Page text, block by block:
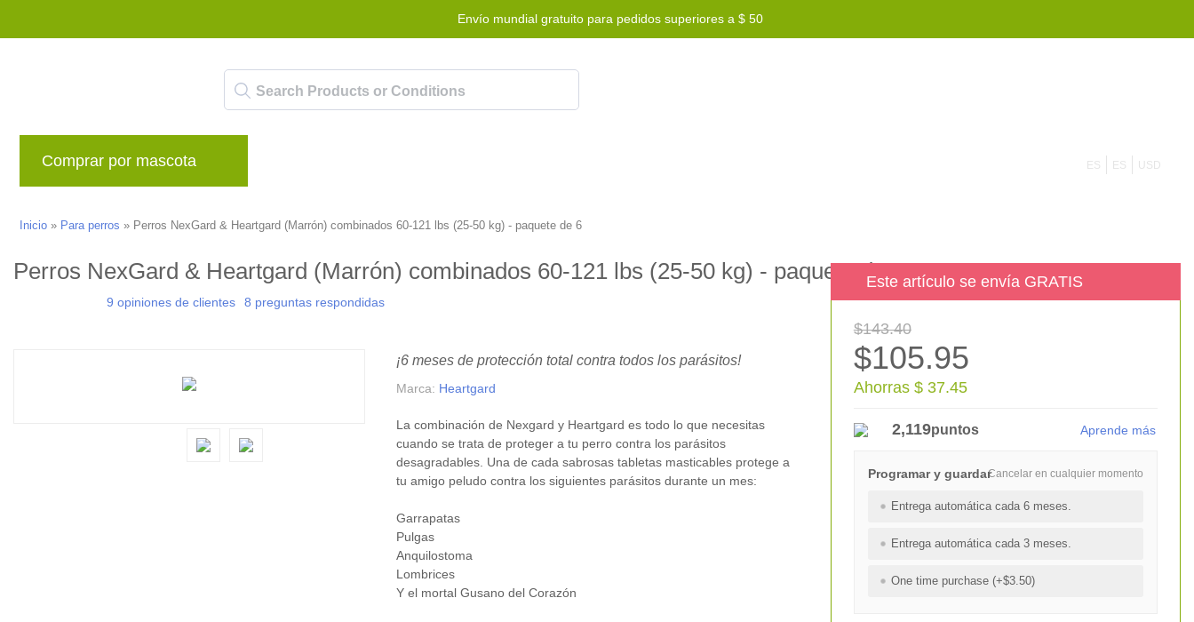
Envío mundial gratuito para pedidos superiores a $ 50
Comprar por mascota ES ES USD
Inicio » Para perros » Perros NexGard & Heartgard (Marrón) combinados 60-121 lbs (25-50 kg) - paquete de 6
Perros NexGard & Heartgard (Marrón) combinados 60-121 lbs (25-50 kg) - paquete de 6
9 opiniones de clientes 8 preguntas respondidas
¡6 meses de protección total contra todos los parásitos!
Marca: Heartgard
La combinación de Nexgard y Heartgard es todo lo que necesitas
cuando se trata de proteger a tu perro contra los parásitos
desagradables. Una de cada sabrosas tabletas masticables protege a
tu amigo peludo contra los siguientes parásitos durante un mes:
Garrapatas
Pulgas
Anquilostoma
Lombrices
Y el mortal Gusano del Corazón
Este artículo se envía GRATIS
$143.40
$105.95
Ahorras $ 37.45
2,119puntos Aprende más
Cancelar en cualquier momento
Programar y guardar
Entrega automática cada 6 meses.
Entrega automática cada 3 meses.
One time purchase (+$3.50)